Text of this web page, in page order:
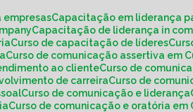
empresas Capacitação em liderança
Capacitação de liderança in
Curso de capacitação de líderes
Curso de comunicação assertiva em
ao cliente
Curso de
de carreira
Curso de
Curso de comunicação e liderança
Curso de comunicação e oratória em